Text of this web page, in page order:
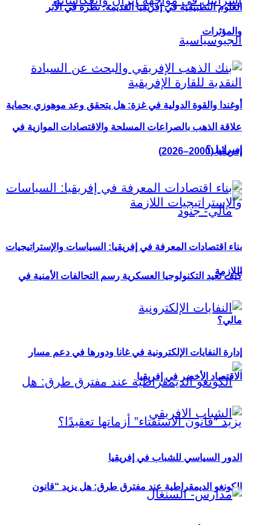
أوغندا والقوة الدولية في غزة: هل يتحقق وعد موهوزي بحماية
إسرائيل؟
كيف تعيد التكنولوجيا العسكرية رسم التحالفات الأمنية في
مالي؟
الكونغو الديمقراطية عند مفترق طرق: هل يزيد “قانون
العلوم التطبيقية في إفريقيا القديمة: نظرة في الأثر
والمؤثرات
علاقة الذهب بالصراعات المسلحة والاقتصادات الموازية في
إفريقيا (2000–2026)
بناء اقتصادات المعرفة في إفريقيا: السياسات والإستراتيجيات
اللازمة
إدارة النفايات الإلكترونية في غانا ودورها في دعم مسار
الاقتصاد الأخضر في إفريقيا
الدور السياسي للشباب في إفريقيا